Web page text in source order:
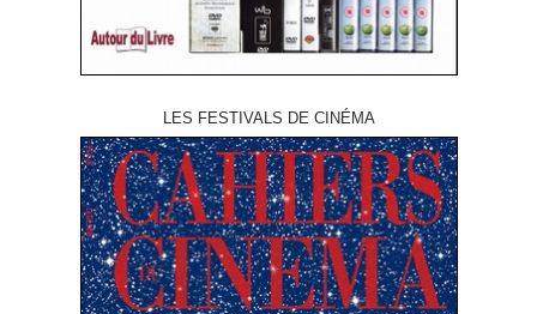
LES FESTIVALS DE CINÉMA